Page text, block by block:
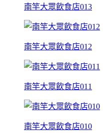
南竿大眾飲食店013
南竿大眾飲食店012
南竿大眾飲食店011
南竿大眾飲食店010